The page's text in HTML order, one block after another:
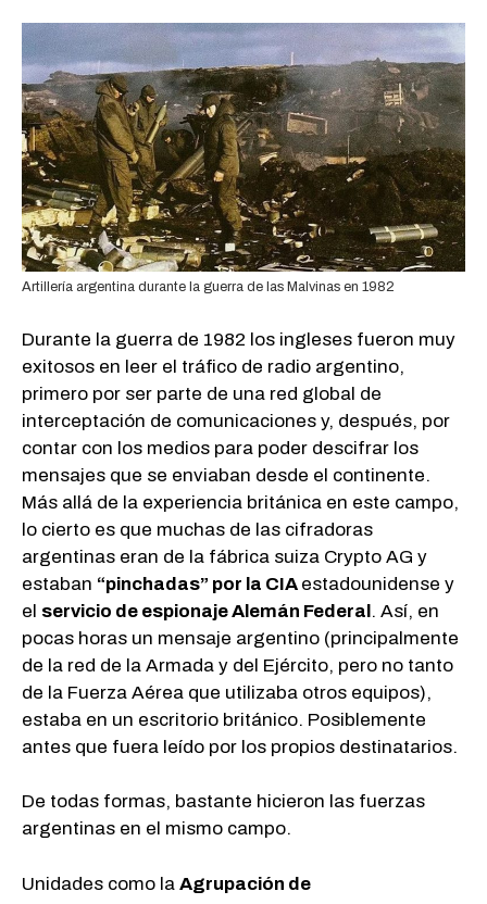
Artillería argentina durante la guerra de las Malvinas en 1982
Durante la guerra de 1982 los ingleses fueron muy
exitosos en leer el tráfico de radio argentino,
primero por ser parte de una red global de
interceptación de comunicaciones y, después, por
contar con los medios para poder descifrar los
mensajes que se enviaban desde el continente.
Más allá de la experiencia británica en este campo,
lo cierto es que muchas de las cifradoras
argentinas eran de la fábrica suiza Crypto AG y
estaban “pinchadas” por la CIA estadounidense y
el servicio de espionaje Alemán Federal. Así, en
pocas horas un mensaje argentino (principalmente
de la red de la Armada y del Ejército, pero no tanto
de la Fuerza Aérea que utilizaba otros equipos),
estaba en un escritorio británico. Posiblemente
antes que fuera leído por los propios destinatarios.
De todas formas, bastante hicieron las fuerzas
argentinas en el mismo campo.
Unidades como la Agrupación de